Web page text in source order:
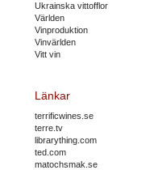
Ukrainska vittofflor
Världen
Vinproduktion
Vinvärlden
Vitt vin
Länkar
terrificwines.se
terre.tv
librarything.com
ted.com
matochsmak.se